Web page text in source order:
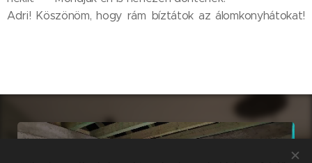
Adri! Köszönöm, hogy rám bíztátok az álomkonyhátokat!